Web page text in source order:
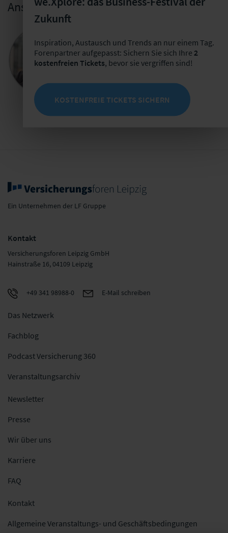
Ansprechpartnerin
Julia Bade
Veranstaltungsmanagerin Konferenzen &
Messekongresse
Zukunft
Inspiration, Austausch und Trends an nur einem Tag.
Forenpartner aufgepasst: Sichern Sie sich Ihre 2
kostenfreien Tickets, bevor sie vergriffen sind!
KOSTENFREIE TICKETS SICHERN
Ein Unternehmen der LF Gruppe
Kontakt
Versicherungsforen Leipzig GmbH
Hainstraße 16, 04109 Leipzig
+49 341 98988-0 E-Mail schreiben
Das Netzwerk
Fachblog
Podcast Versicherung 360
Veranstaltungsarchiv
Newsletter
Presse
Wir über uns
Karriere
FAQ
Kontakt
Allgemeine Veranstaltungs- und Geschäftsbedingungen